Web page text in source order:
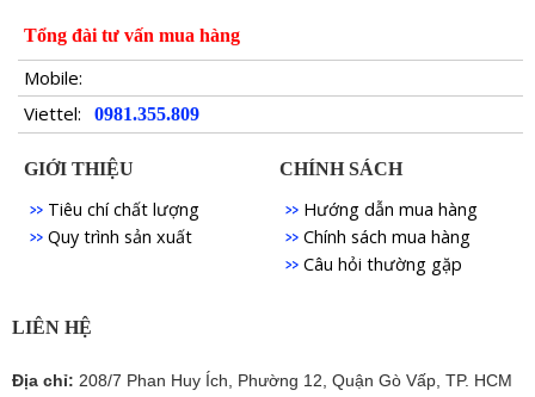
Tổng đài tư vấn mua hàng
Mobile:
Viettel:
0981.355.809
GIỚI THIỆU
Tiêu chí chất lượng
Quy trình sản xuất
CHÍNH SÁCH
Hướng dẫn mua hàng
Chính sách mua hàng
Câu hỏi thường gặp
LIÊN HỆ
Địa chỉ: 208/7 Phan Huy Ích, Phường 12, Quận Gò Vấp, TP. HCM